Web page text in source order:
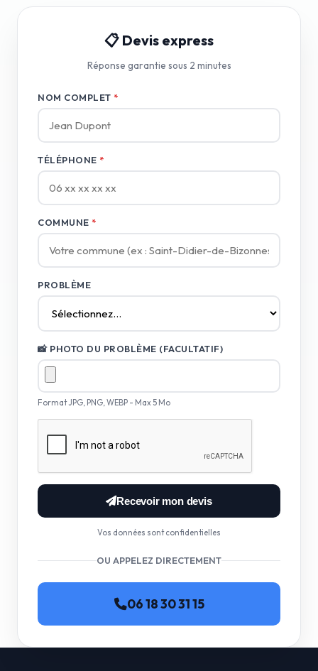
📋 Devis express
Réponse garantie sous 2 minutes
NOM COMPLET *
TÉLÉPHONE *
COMMUNE *
PROBLÈME
📸 PHOTO DU PROBLÈME (FACULTATIF)
Format JPG, PNG, WEBP - Max 5 Mo
Recevoir mon devis
Vos données sont confidentielles
OU APPELEZ DIRECTEMENT
06 18 30 31 15